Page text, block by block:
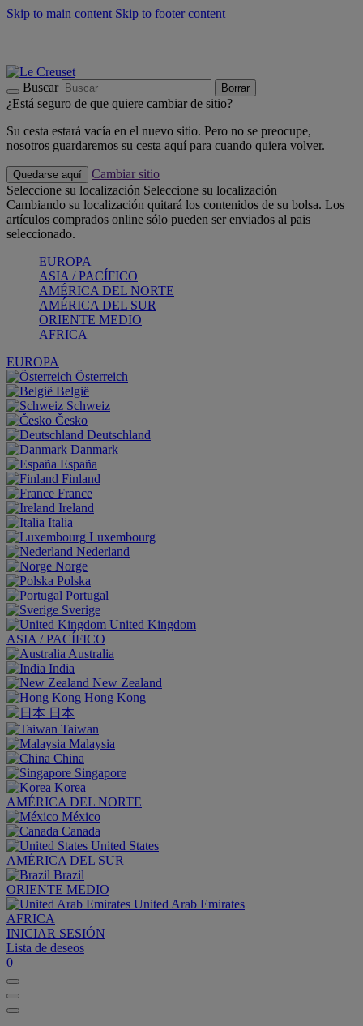
Skip to main content Skip to footer content
Buscar Borrar
¿Está seguro de que quiere cambiar de sitio?
Su cesta estará vacía en el nuevo sitio. Pero no se preocupe,
nosotros guardaremos su cesta aquí para cuando quiera volver.
Quedarse aquí
Cambiar sitio
Seleccione su localización Seleccione su localización
Cambiando su localización quitará los contenidos de su bolsa. Los
artículos comprados online sólo pueden ser enviados al pais
seleccionado.
EUROPA
ASIA / PACÍFICO
AMÉRICA DEL NORTE
AMÉRICA DEL SUR
ORIENTE MEDIO
AFRICA
EUROPA
Österreich
België
Schweiz
Česko
Deutschland
Danmark
España
Finland
France
Ireland
Italia
Luxembourg
Nederland
Norge
Polska
Portugal
Sverige
United Kingdom
ASIA / PACÍFICO
Australia
India
New Zealand
Hong Kong
日本
Taiwan
Malaysia
China
Singapore
Korea
AMÉRICA DEL NORTE
México
Canada
United States
AMÉRICA DEL SUR
Brazil
ORIENTE MEDIO
United Arab Emirates
AFRICA
INICIAR SESIÓN
Lista de deseos
0